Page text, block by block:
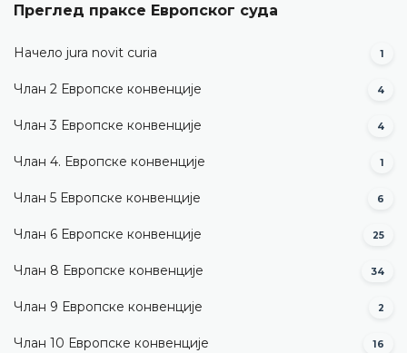
Преглед праксе Европског суда
Начело jura novit curia 1
Члан 2 Европске конвенције 4
Члан 3 Европске конвенције 4
Члан 4. Европске конвенције 1
Члан 5 Европске конвенције 6
Члан 6 Европске конвенције 25
Члан 8 Европске конвенције 34
Члан 9 Европске конвенције 2
Члан 10 Европске конвенције 16